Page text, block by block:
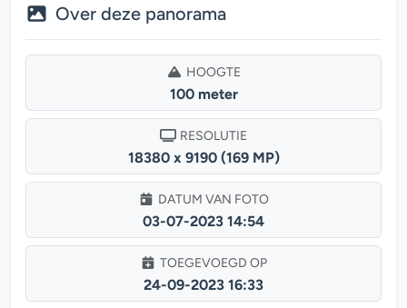
Over deze panorama
HOOGTE
100 meter
RESOLUTIE
18380 x 9190 (169 MP)
DATUM VAN FOTO
03-07-2023 14:54
TOEGEVOEGD OP
24-09-2023 16:33